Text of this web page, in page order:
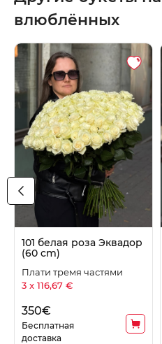
влюблённых
101 белая роза Эквадор
(60 cm)
Плати тремя частями
3 x 116,67 €
350€
Бесплатная
доставка